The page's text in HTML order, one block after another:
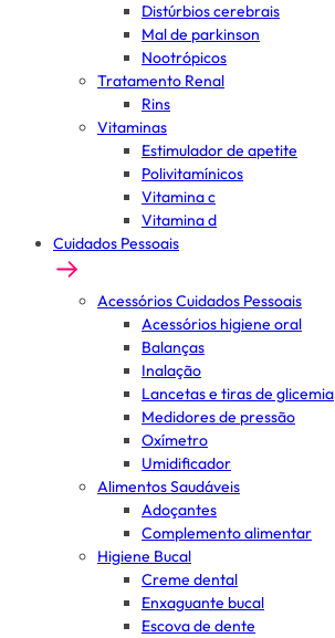
Distúrbios cerebrais
Mal de parkinson
Nootrópicos
Tratamento Renal
Rins
Vitaminas
Estimulador de apetite
Polivitamínicos
Vitamina c
Vitamina d
Cuidados Pessoais
Acessórios Cuidados Pessoais
Acessórios higiene oral
Balanças
Inalação
Lancetas e tiras de glicemia
Medidores de pressão
Oxímetro
Umidificador
Alimentos Saudáveis
Adoçantes
Complemento alimentar
Higiene Bucal
Creme dental
Enxaguante bucal
Escova de dente